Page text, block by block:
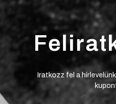
Iratkozz fel a